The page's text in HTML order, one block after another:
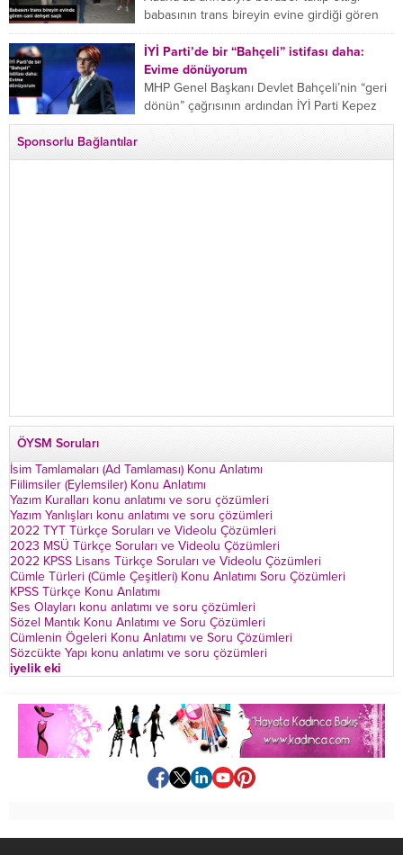
babasının trans bireyin evine girdiği gören
cani, babasını vücudunun çeşitli yerlerinden
bıçaklayarak öldürdü. Adana’da bir...
İYİ Parti’de bir “Bahçeli” istifası daha:
Evime dönüyorum
MHP Genel Başkanı Devlet Bahçeli’nin “geri
dönün” çağrısının ardından İYİ Parti Kepez
İlçe Başkan Yardımcısı Özgür Avcı “Evime
Sponsorlu Bağlantılar
ÖYSM Soruları
İsim Tamlamaları (Ad Tamlaması) Konu Anlatımı
Fiilimsiler (Eylemsiler) Konu Anlatımı
Yazım Kuralları konu anlatımı ve soru çözümleri
Yazım Yanlışları konu anlatımı ve soru çözümleri
2022 TYT Türkçe Soruları ve Videolu Çözümleri
2023 MSÜ Türkçe Soruları ve Videolu Çözümleri
2022 KPSS Lisans Türkçe Soruları ve Videolu Çözümleri
Cümle Türleri (Cümle Çeşitleri) Konu Anlatımı Soru Çözümleri
KPSS Türkçe Konu Anlatımı
Ses Olayları konu anlatımı ve soru çözümleri
Sözel Mantık Konu Anlatımı ve Soru Çözümleri
Cümlenin Ögeleri Konu Anlatımı ve Soru Çözümleri
Sözcükte Yapı konu anlatımı ve soru çözümleri
iyelik eki